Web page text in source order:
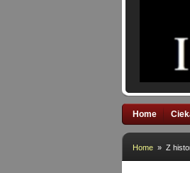
Home
Home » Z